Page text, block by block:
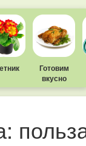
Готовим
вкусно